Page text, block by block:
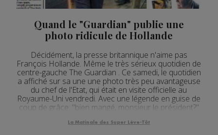
Quand le "Guardian" publie une
photo ridicule de Hollande
Décidément, la presse britannique n'aime pas
François Hollande. Même le très sérieux quotidien de
centre-gauche The Guardian . Ce samedi, le quotidien
a affiché sur sa une une photo très peu avantageuse
du chef de l'Etat, qui était en visite officielle au
Royaume-Uni vendredi. Avec une légende en guise de
coup de grâce: "bien mangé, monsieur le président?"
La Matinale des Super Lève-Tôt